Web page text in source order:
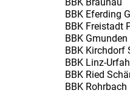
BBK Eferding
BBK Freistadt
BBK
BBK Kirchdorf
BBK Linz-
BBK Ried
BBK Rohrbach